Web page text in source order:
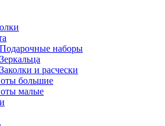
Подарочные наборы
Зеркальца
Заколки и расчески
большие
малые